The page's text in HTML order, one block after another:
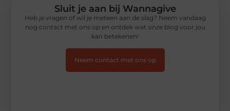
Sluit je aan bij Wannagive
Heb je vragen of wil je meteen aan de slag? Neem vandaag
nog contact met ons op en ontdek wat onze blog voor jou
kan betekenen!
Neem contact met ons op